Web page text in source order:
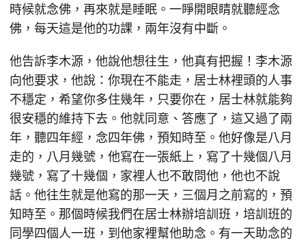
時候就念佛，再來就是睡眠。一睜開眼睛就聽經念
佛，每天這是他的功課，兩年沒有中斷。
他告訴李木源，他說他想往生，他真有把握！李木源
向他要求，他說：你現在不能走，居士林裡頭的人事
不穩定，希望你多住幾年，只要你在，居士林就能夠
很安穩的維持下去。他就同意、答應了，這又過了兩
年，聽四年經，念四年佛，預知時至。他好像是八月
走的，八月幾號，他寫在一張紙上，寫了十幾個八月
幾號，寫了十幾個，家裡人也不敢問他，他也不說
話。他往生就是他寫的那一天，三個月之前寫的，預
知時至。那個時候我們在居士林辦培訓班，培訓班的
同學四個人一班，到他家裡幫他助念。有一天助念的